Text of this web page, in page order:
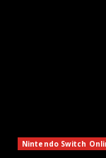
Nintendo Switch